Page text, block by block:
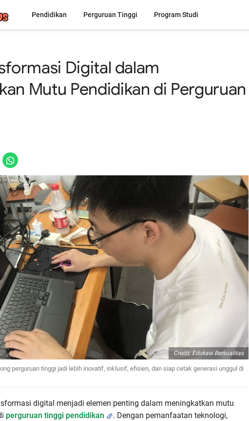
Pendidikan Perguruan Tinggi Program Studi
Digital dalam
Mutu Pendidikan di Perguruan
Credit: Edukasi Berkualitas
perguruan tinggi jadi lebih inovatif, inklusif, efisien, dan siap cetak generasi unggul di
digital menjadi elemen penting dalam meningkatkan mutu
perguruan tinggi pendidikan
. Dengan pemanfaatan teknologi,